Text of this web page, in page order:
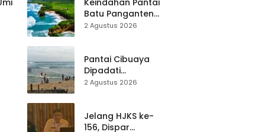
Teknik Evakuasi
Keindahan Pantai
Batu Panganten
Mulai Dilirik
2 Agustus 2026
Pantai Cibuaya
Dipadati
Wisatawan,
Waspada
2 Agustus 2026
Jelang HJKS ke-
156, Dispar